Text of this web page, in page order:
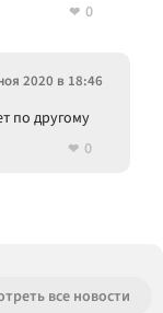
0
2020 в 18:46
по другому
0
все новости